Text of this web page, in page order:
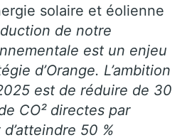
solaire et éolienne
de notre
est un enjeu
d’Orange. L’ambition
est de réduire de 30
CO² directes par
50 %